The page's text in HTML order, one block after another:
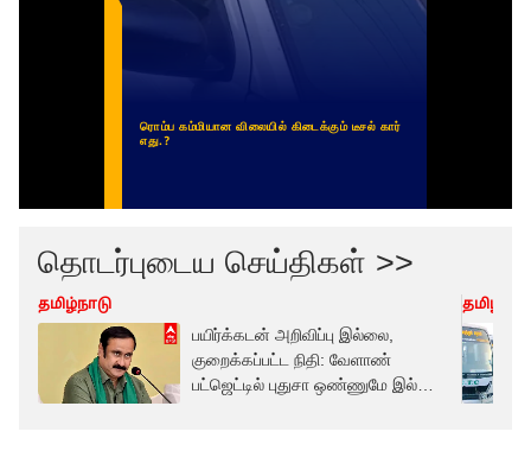
தொடர்புடைய செய்திகள் >>
தமிழ்நாடு
பயிர்க்கடன் அறிவிப்பு இல்லை,
குறைக்கப்பட்ட நிதி: வேளாண்
பட்ஜெட்டில் புதுசா ஒண்ணுமே இல்லை-